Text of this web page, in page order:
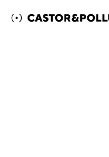
Castor & Pollux | Agence de